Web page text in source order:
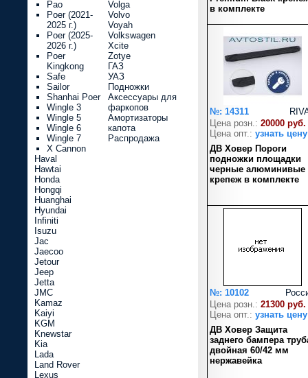
в комплекте
№: 14311
Цена розн.: 20000 руб.
Цена опт.: узнать цену
ДВ Ховер Пороги
подножки площадки
черные алюминивые
крепеж в комплекте
№: 10102
Цена розн.: 21300 руб.
Цена опт.: узнать цену
ДВ Ховер Защита
заднего бампера
двойная 60/42 мм
нержавейка
Pao
Poer (2021-
2025 г.)
Poer (2025-
2026 г.)
Poer
Kingkong
Safe
Sailor
Shanhai Poer
Wingle 3
Wingle 5
Wingle 6
Wingle 7
X Cannon
Haval
Hawtai
Honda
Hongqi
Huanghai
Hyundai
Infiniti
Isuzu
Jac
Jaecoo
Jetour
Jeep
Jetta
JMC
Kamaz
Kaiyi
KGM
Knewstar
Kia
Lada
Land Rover
Lexus
Volga
Volvo
Voyah
Volkswagen
Xcite
Zotye
ГАЗ
УАЗ
Подножки
Аксессуары для
фаркопов
Амортизаторы
капота
Распродажа